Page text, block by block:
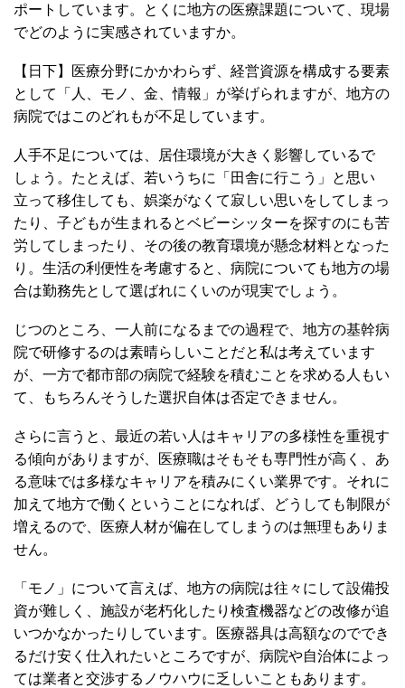
ポートしています。とくに地方の医療課題について、現場
でどのように実感されていますか。
【日下】医療分野にかかわらず、経営資源を構成する要素
として「人、モノ、金、情報」が挙げられますが、地方の
病院ではこのどれもが不足しています。
人手不足については、居住環境が大きく影響しているで
しょう。たとえば、若いうちに「田舎に行こう」と思い
立って移住しても、娯楽がなくて寂しい思いをしてしまっ
たり、子どもが生まれるとベビーシッターを探すのにも苦
労してしまったり、その後の教育環境が懸念材料となった
り。生活の利便性を考慮すると、病院についても地方の場
合は勤務先として選ばれにくいのが現実でしょう。
じつのところ、一人前になるまでの過程で、地方の基幹病
院で研修するのは素晴らしいことだと私は考えています
が、一方で都市部の病院で経験を積むことを求める人もい
て、もちろんそうした選択自体は否定できません。
さらに言うと、最近の若い人はキャリアの多様性を重視す
る傾向がありますが、医療職はそもそも専門性が高く、あ
る意味では多様なキャリアを積みにくい業界です。それに
加えて地方で働くということになれば、どうしても制限が
増えるので、医療人材が偏在してしまうのは無理もありま
せん。
「モノ」について言えば、地方の病院は往々にして設備投
資が難しく、施設が老朽化したり検査機器などの改修が追
いつかなかったりしています。医療器具は高額なのででき
るだけ安く仕入れたいところですが、病院や自治体によっ
ては業者と交渉するノウハウに乏しいこともあります。